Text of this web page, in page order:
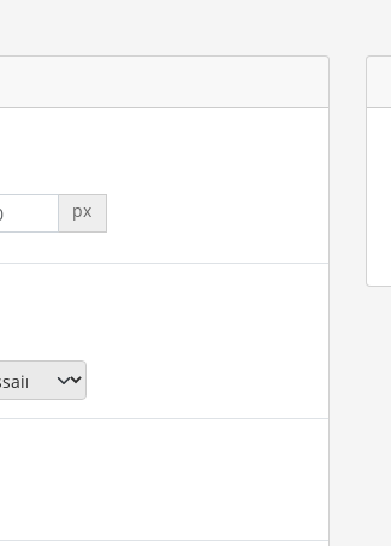
px